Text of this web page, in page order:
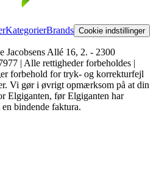
KategorierBrands Cookie indstillinger
Allé 16, 2. - 2300
| Alle rettigheder forbeholdes |
forbehold for tryk- og korrekturfejl
Vi gør i øvrigt opmærksom på at din
Elgiganten, før Elgiganten har
bindende faktura.